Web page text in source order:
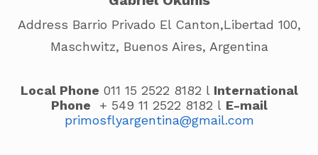
Address Barrio Privado El Canton,Libertad 100,
Maschwitz, Buenos Aires, Argentina
Local Phone 011 15 2522 8182 l International
Phone + 549 11 2522 8182 l E-mail
primosflyargentina@gmail.com